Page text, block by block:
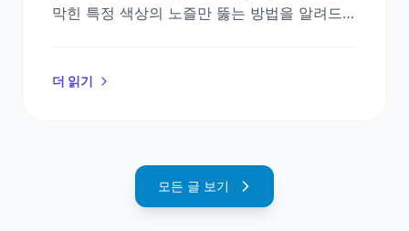
막힌 특정 색상의 노즐만 뚫는 방법을 알려드립
더 읽기
모든 글 보기